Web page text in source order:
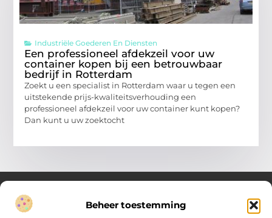
Beheer toestemming
Industriële Goederen En Diensten
Een professioneel afdekzeil voor uw
container kopen bij een betrouwbaar
bedrijf in Rotterdam
Zoekt u een specialist in Rotterdam waar u tegen een
uitstekende prijs-kwaliteitsverhouding een
professioneel afdekzeil voor uw container kunt kopen?
Dan kunt u uw zoektocht